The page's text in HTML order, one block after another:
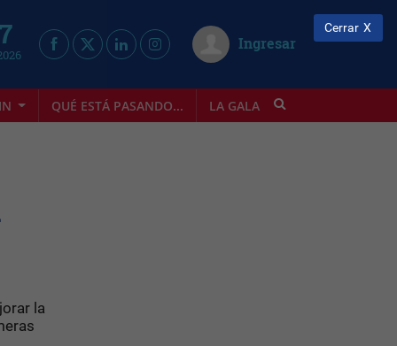
Ingresar
QUÉ ESTÁ PASANDO... LA GALA INFOSTYLE
la
Cerrar